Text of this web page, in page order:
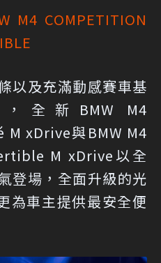
M4 COMPETITION
以及充滿動感賽車基
全新BMW M4
xDrive與BMW M4
M xDrive以全
登場，全面升級的光
為車主提供最安全便